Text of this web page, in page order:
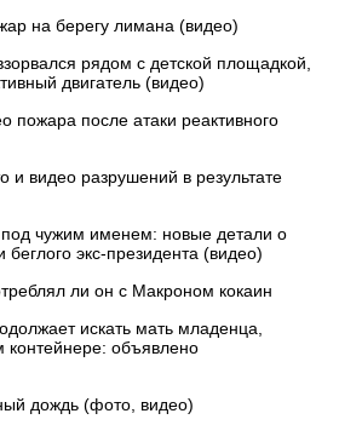
на берегу лимана (видео)
рядом с детской площадкой,
двигатель (видео)
пожара после атаки реактивного
и видео разрушений в результате
под чужим именем: новые детали о
экс-президента (видео)
ли он с Макроном кокаин
искать мать младенца,
контейнере: объявлено
дождь (фото, видео)